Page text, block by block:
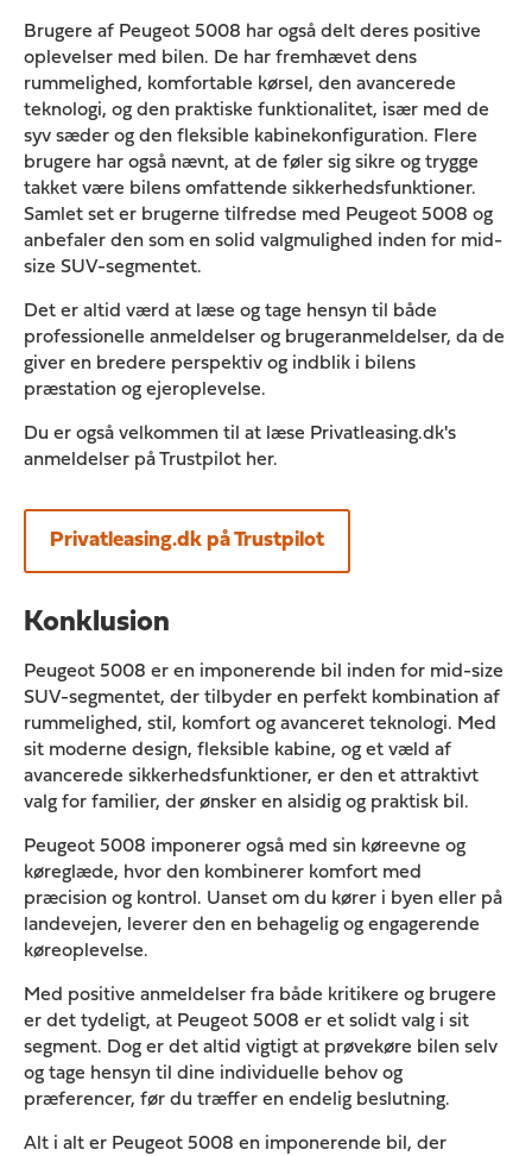
Brugere af Peugeot 5008 har også delt deres positive
oplevelser med bilen. De har fremhævet dens
rummelighed, komfortable kørsel, den avancerede
teknologi, og den praktiske funktionalitet, især med de
syv sæder og den fleksible kabinekonfiguration. Flere
brugere har også nævnt, at de føler sig sikre og trygge
takket være bilens omfattende sikkerhedsfunktioner.
Samlet set er brugerne tilfredse med Peugeot 5008 og
anbefaler den som en solid valgmulighed inden for mid-
size SUV-segmentet.
Det er altid værd at læse og tage hensyn til både
professionelle anmeldelser og brugeranmeldelser, da de
giver en bredere perspektiv og indblik i bilens
præstation og ejeroplevelse.
Du er også velkommen til at læse Privatleasing.dk's
anmeldelser på Trustpilot her.
Privatleasing.dk på Trustpilot
Konklusion
Peugeot 5008 er en imponerende bil inden for mid-size
SUV-segmentet, der tilbyder en perfekt kombination af
rummelighed, stil, komfort og avanceret teknologi. Med
sit moderne design, fleksible kabine, og et væld af
avancerede sikkerhedsfunktioner, er den et attraktivt
valg for familier, der ønsker en alsidig og praktisk bil.
Peugeot 5008 imponerer også med sin køreevne og
køreglæde, hvor den kombinerer komfort med
præcision og kontrol. Uanset om du kører i byen eller på
landevejen, leverer den en behagelig og engagerende
køreoplevelse.
Med positive anmeldelser fra både kritikere og brugere
er det tydeligt, at Peugeot 5008 er et solidt valg i sit
segment. Dog er det altid vigtigt at prøvekøre bilen selv
og tage hensyn til dine individuelle behov og
præferencer, før du træffer en endelig beslutning.
Alt i alt er Peugeot 5008 en imponerende bil, der